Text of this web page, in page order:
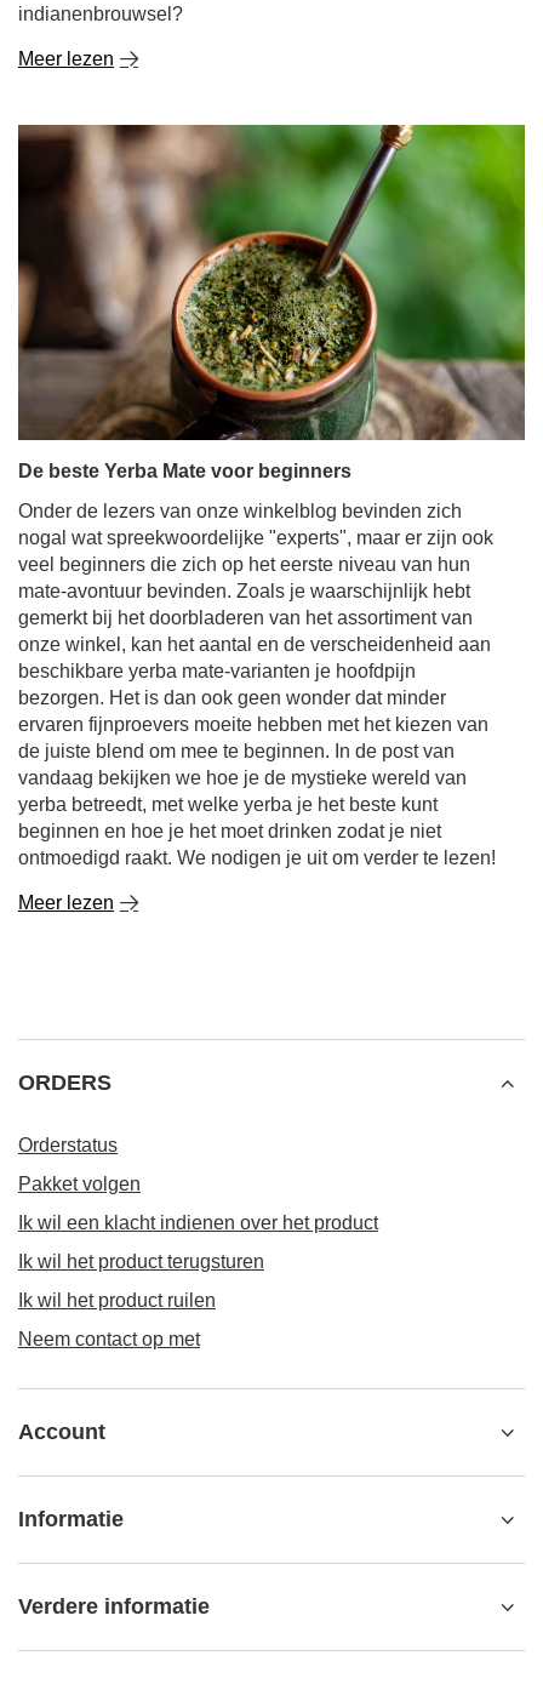
indianenbrouwsel?
Meer lezen
De beste Yerba Mate voor beginners
Onder de lezers van onze winkelblog bevinden zich
nogal wat spreekwoordelijke "experts", maar er zijn ook
veel beginners die zich op het eerste niveau van hun
mate-avontuur bevinden. Zoals je waarschijnlijk hebt
gemerkt bij het doorbladeren van het assortiment van
onze winkel, kan het aantal en de verscheidenheid aan
beschikbare yerba mate-varianten je hoofdpijn
bezorgen. Het is dan ook geen wonder dat minder
ervaren fijnproevers moeite hebben met het kiezen van
de juiste blend om mee te beginnen. In de post van
vandaag bekijken we hoe je de mystieke wereld van
yerba betreedt, met welke yerba je het beste kunt
beginnen en hoe je het moet drinken zodat je niet
ontmoedigd raakt. We nodigen je uit om verder te lezen!
Meer lezen
ORDERS
Orderstatus
Pakket volgen
Ik wil een klacht indienen over het product
Ik wil het product terugsturen
Ik wil het product ruilen
Neem contact op met
Account
Informatie
Verdere informatie